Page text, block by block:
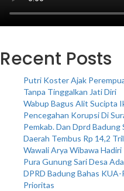
Recent Posts
Putri Koster Ajak
Tanpa Tinggalkan Jati Diri
Wabup Bagus Alit Sucipta
Pencegahan Korupsi Di
Pemkab. Dan Dprd
Daerah Tembus Rp 14,2
Wawali Arya Wibawa
Pura Gunung Sari Desa
DPRD Badung Bahas
Prioritas